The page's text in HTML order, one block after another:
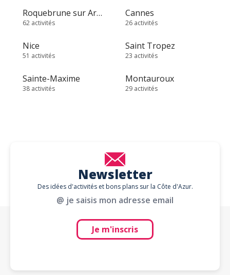
Roquebrune sur Argens
62 activités
Cannes
26 activités
Nice
51 activités
Saint Tropez
23 activités
Sainte-Maxime
38 activités
Montauroux
29 activités
Newsletter
Des idées d'activités et bons plans sur la Côte d'Azur.
@ je saisis mon adresse email
Je m'inscris